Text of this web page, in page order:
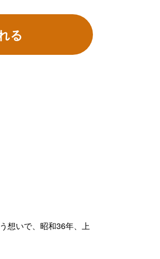
る
想いで、昭和36年、上